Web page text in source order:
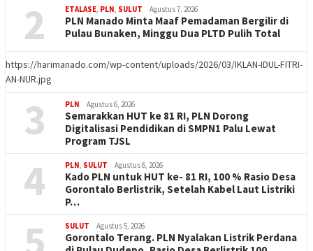
2 ETALASE PLN SULUT Agustus 7, 2026
PLN Manado Minta Maaf Pemadaman Bergilir di
Pulau Bunaken, Minggu Dua PLTD Pulih Total
https://harimanado.com/wp-content/uploads/2026/03/IKLAN-IDUL-FITRI-
AN-NUR.jpg
3 PLN Agustus 6, 2026
Semarakkan HUT ke 81 RI, PLN Dorong
Digitalisasi Pendidikan di SMPN1 Palu Lewat
Program TJSL
4 PLN SULUT Agustus 6, 2026
Kado PLN untuk HUT ke- 81 RI, 100 % Rasio Desa
Gorontalo Berlistrik, Setelah Kabel Laut Listriki
P…
SULUT Agustus 5, 2026
Gorontalo Terang. PLN Nyalakan Listrik Perdana